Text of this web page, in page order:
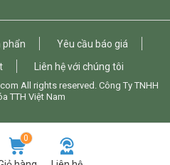
phẩn
Yêu cầu báo giá
Liên hệ với chúng tôi
All rights reserved. Công Ty TNHH
TTH Việt Nam
0